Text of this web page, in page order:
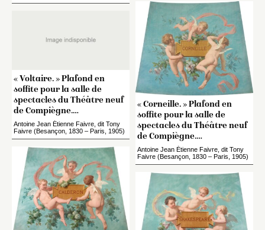
« Voltaire. » Plafond en
soffite pour la salle de
spectacles du Théâtre neuf
de Compiègne.…
Antoine Jean Étienne Faivre, dit Tony
Faivre (Besançon, 1830 – Paris, 1905)
« Corneille. » Plafond en
soffite pour la salle de
spectacles du Théâtre neuf
de Compiègne.…
Antoine Jean Étienne Faivre, dit Tony
Faivre (Besançon, 1830 – Paris, 1905)